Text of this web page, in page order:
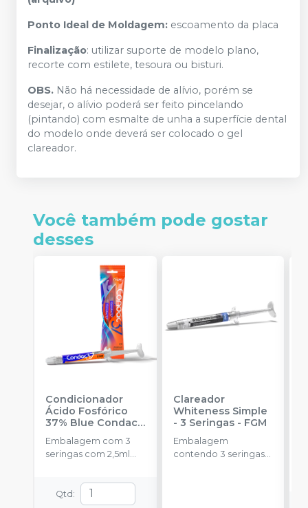
Ponto Ideal de Moldagem: escoamento da placa
Finalização: utilizar suporte de modelo plano,
recorte com estilete, tesoura ou bisturi.
OBS. Não há necessidade de alívio, porém se
desejar, o alívio poderá ser feito pincelando
(pintando) com esmalte de unha a superfície dental
do modelo onde deverá ser colocado o gel
clareador.
Você também pode gostar
desses
Condicionador
Ácido Fosfórico
37% Blue Condac-
FGM
Embalagem com 3
seringas com 2,5ml
ponteiras para
aplicação.
Qtd :
Clareador
Whiteness Simple
- 3 Seringas- FGM
Embalagem
contendo 3 seringas